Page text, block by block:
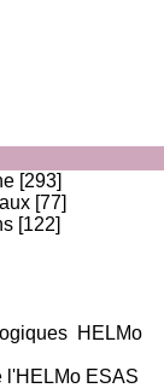
[293]
[77]
[122]
HELMo
l'HELMo ESAS